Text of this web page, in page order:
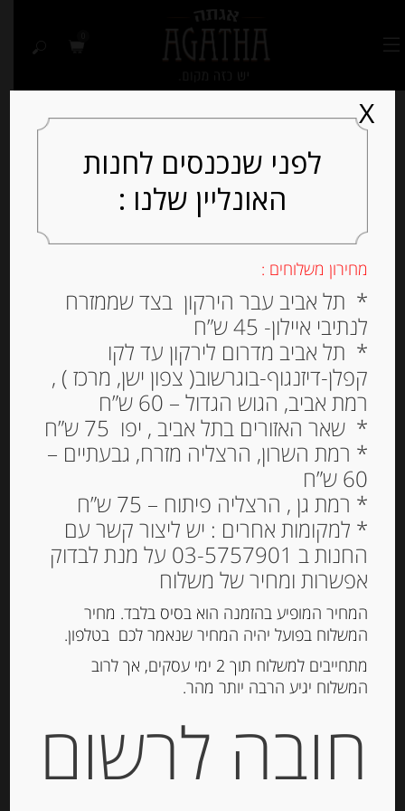
Out of
פילה אנשובי ספרדי בשמן
זית 55 גרם
₪65.00
המלאי אזל
מק"ט:
8421993905011
דגים מעושנים ושימורי דגים
לפני שנכנסים לחנות
האונליין שלנו :
מחירון משלוחים :
* תל אביב עבר הירקון בצד שממזרח
לנתיבי איילון- 45 ש”ח
* תל אביב מדרום לירקון עד לקו
קפלן-דיזנגוף-בוגרשוב( צפון ישן, מרכז ) ,
רמת אביב, הגוש הגדול – 60 ש”ח
* שאר האזורים בתל אביב , יפו 75 ש”ח
* רמת השרון, הרצליה מזרח, גבעתיים –
60 ש”ח
* רמת גן , הרצליה פיתוח – 75 ש”ח
* למקומות אחרים : יש ליצור קשר עם
החנות ב 03-5757901 על מנת לבדוק
אפשרות ומחיר של משלוח
המחיר המופיע בהזמנה הוא בסיס בלבד. מחיר
המשלוח בפועל יהיה המחיר שנאמר לכם בטלפון.
מתחייבים למשלוח תוך 2 ימי עסקים, אך לרוב
המשלוח יגיע הרבה יותר מהר.
חובה לרשום
X